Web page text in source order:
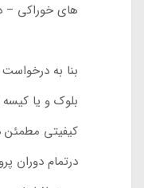
های خوراکی –
بنا به
بلوک و یا
کیفیتی مطمئن
درتمام دوران